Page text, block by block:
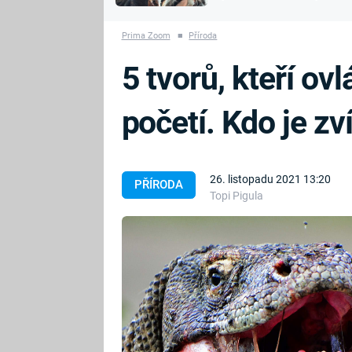
PRVNÍ SVĚTOVÁ
BRITSKÁ
RODINA
Prima Zoom ■ Příroda
PŘÍRODA
26. listopadu 2021 13:20
Topi Pigula
5 tvorů, kteří
početí. Kdo je